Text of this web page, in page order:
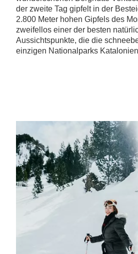
der zweite Tag gipfelt in der
2.800 Meter hohen Gipfels des
zweifellos einer der besten
Aussichtspunkte, die die
einzigen Nationalparks